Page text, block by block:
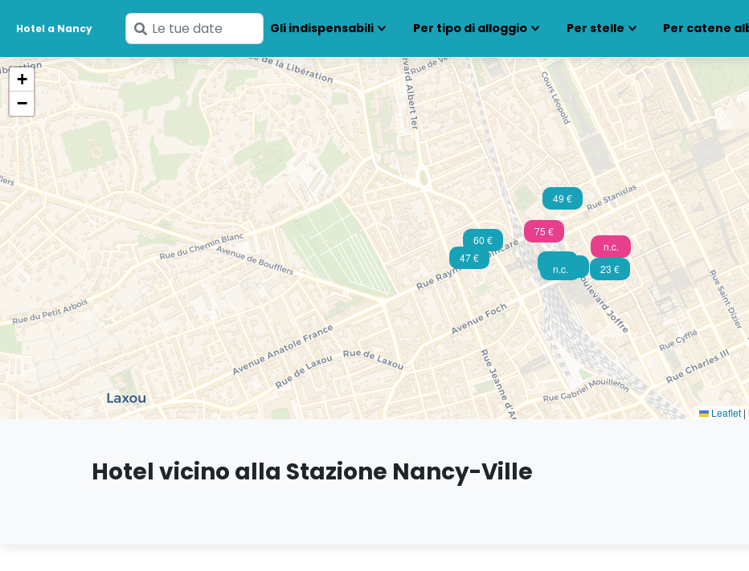
Hotel a Nancy
Inserisci
le
tue
date
Gli indispensabili Per tipo di alloggio Per stelle Per catene
75 €
n.c.
49 €
60 €
47 €
23 €
40 €
n.c.
+
−
Leaflet |
Hotel vicino alla Stazione Nancy-Ville